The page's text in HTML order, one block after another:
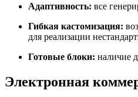
Адаптивность: все
Гибкая кастомизация:
для реализации
Готовые блоки: наличие
Электронная